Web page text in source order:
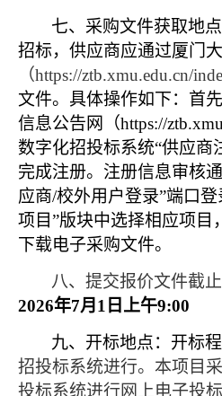
七、采购文件获取地
招标，供应商应通过厦门
（https://ztb.xmu.edu.cn/
文件。具体操作如下：首
信息公告网（https://
数字化招投标系统“供应商
完成注册。注册信息审核
应商/校外用户登录”端口
项目”版块中选择相应项目
下载电子采购文件。
八、提交报价文件截
2026年7月 1 日上午9:00
九、开标地点：开标
招投标系统进行。本项目
投标系统进行网上电子投